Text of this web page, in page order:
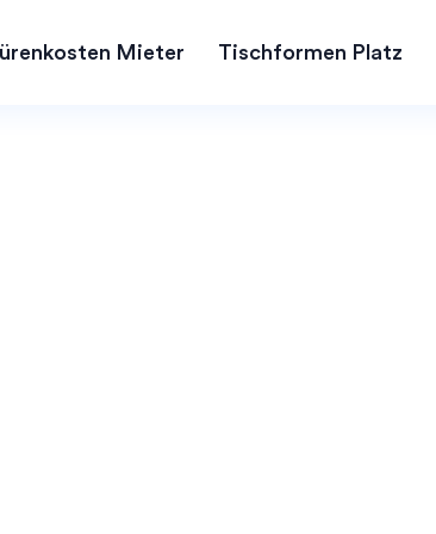
Mieter Tischformen Platz